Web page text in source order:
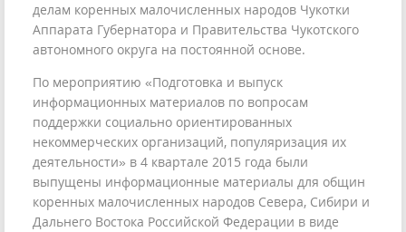
делам коренных малочисленных народов Чукотки
Аппарата Губернатора и Правительства Чукотского
автономного округа на постоянной основе.
По мероприятию «Подготовка и выпуск
информационных материалов по вопросам
поддержки социально ориентированных
некоммерческих организаций, популяризация их
деятельности» в 4 квартале 2015 года были
выпущены информационные материалы для общин
коренных малочисленных народов Севера, Сибири и
Дальнего Востока Российской Федерации в виде